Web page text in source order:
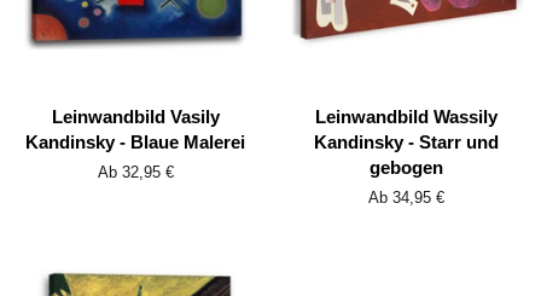
Leinwandbild Vasily
Kandinsky - Blaue Malerei
Ab 32,95 €
Leinwandbild Wassily
Kandinsky - Starr und
gebogen
Ab 34,95 €